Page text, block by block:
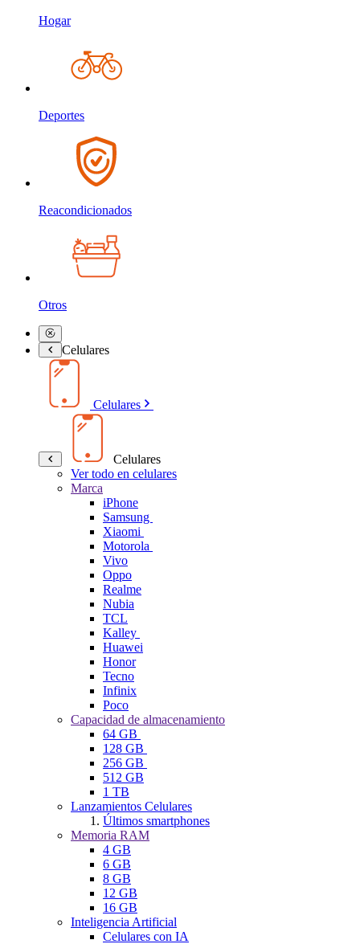
Hogar
Deportes
Reacondicionados
Otros
Celulares
Celulares
Celulares
Ver todo en celulares
Marca
iPhone
Samsung
Xiaomi
Motorola
Vivo
Oppo
Realme
Nubia
TCL
Kalley
Huawei
Honor
Tecno
Infinix
Poco
Capacidad de almacenamiento
64 GB
128 GB
256 GB
512 GB
1 TB
Lanzamientos Celulares
Últimos smartphones
Memoria RAM
4 GB
6 GB
8 GB
12 GB
16 GB
Inteligencia Artificial
Celulares con IA